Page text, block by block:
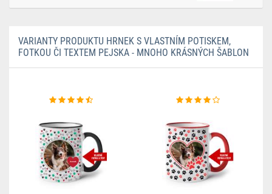
VARIANTY PRODUKTU HRNEK S VLASTNÍM POTISKEM,
FOTKOU ČI TEXTEM PEJSKA - MNOHO KRÁSNÝCH ŠABLON